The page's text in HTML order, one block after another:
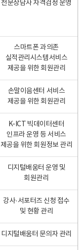
전문상담사 자격검정 운영
스마트폰 과의존
실적관리시스템서비스
제공을 위한 회원관리
손말이음센터 서비스
제공을 위한 회원관리
K-ICT 빅데이터센터
인프라 운영 등 서비스
제공을 위한 회원정보 관리
디지털배움터 운영 및
회원관리
강사·서포터즈 신청 접수
및 현황 관리
디지털배움터 문의자 관리